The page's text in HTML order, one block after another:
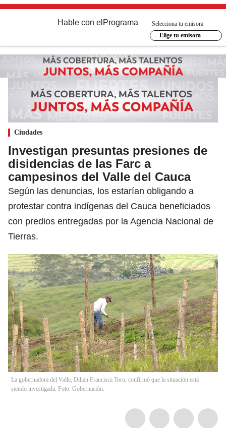
Hable con el Programa
Selecciona tu emisora
Elige tu emisora
Ciudades
Investigan presuntas presiones de
disidencias de las Farc a
campesinos del Valle del Cauca
Según las denuncias, los estarían obligando a
protestar contra indígenas del Cauca beneficiados
con predios entregadas por la Agencia Nacional de
Tierras.
La gobernadora del Valle, Dilian Francisca Toro, confirmó que la situación está
siendo investigada. Foto: Gobernación.